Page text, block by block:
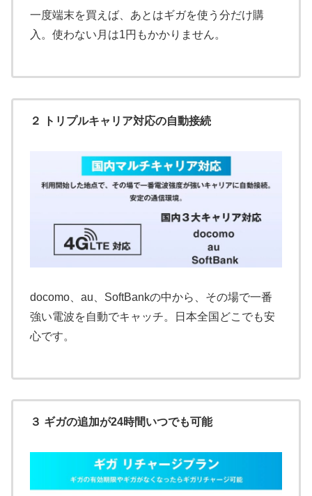
一度端末を買えば、あとはギガを使う分だけ購
入。使わない月は1円もかかりません。
２ トリプルキャリア対応の自動接続
docomo、au、SoftBankの中から、その場で一番
強い電波を自動でキャッチ。日本全国どこでも安
心です。
３ ギガの追加が24時間いつでも可能